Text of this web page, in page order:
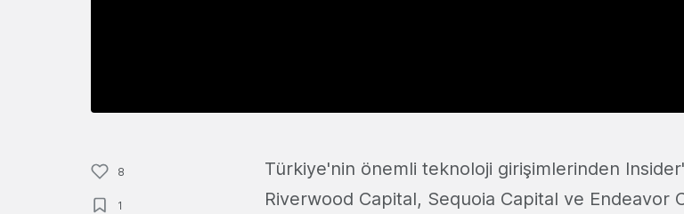
8
1
Türkiye'nin önemli teknoloji girişimlerinden
Riverwood Capital, Sequoia Capital ve Endeavor